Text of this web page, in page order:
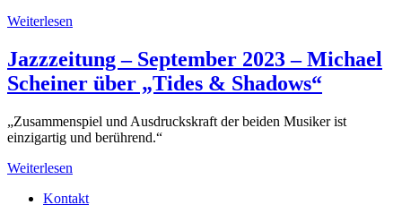
Weiterlesen
Jazzzeitung – September 2023 – Michael
Scheiner über „Tides & Shadows“
„Zusammenspiel und Ausdruckskraft der beiden Musiker ist
einzigartig und berührend.“
Weiterlesen
Kontakt